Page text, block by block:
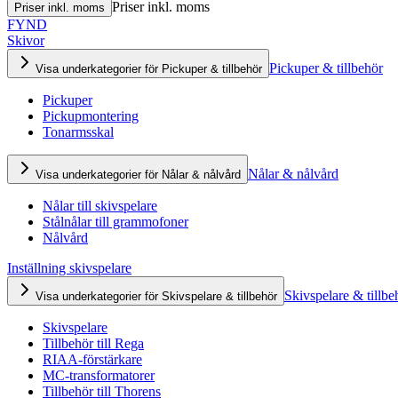
Priser inkl. moms Priser inkl. moms
FYND
Skivor
Visa underkategorier för Pickuper & tillbehör Pickuper & tillbehör
Pickuper
Pickupmontering
Tonarmsskal
Visa underkategorier för Nålar & nålvård Nålar & nålvård
Nålar till skivspelare
Stålnålar till grammofoner
Nålvård
Inställning skivspelare
Visa underkategorier för Skivspelare & tillbehör Skivspelare &
Skivspelare
Tillbehör till Rega
RIAA-förstärkare
MC-transformatorer
Tillbehör till Thorens